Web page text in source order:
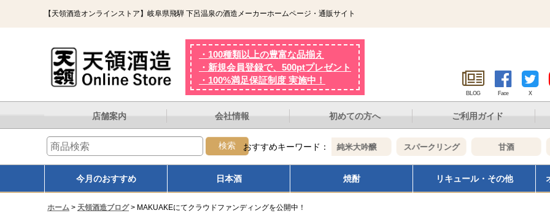
【天領酒造オンラインストア】岐阜県飛騨 下呂温泉の酒造メーカーホームページ・通販サイト
・100種類以上の豊富な品揃え
・新規会員登録で、500ptプレゼント
・100%満足保証制度 実施中！
BLOG Face X
店舗案内 会社情報 初めての方へ ご利用ガイド
検索 おすすめキーワード：
オンザロック 大吟醸 純米大吟醸 スパークリング 甘酒
今月のおすすめ 日本酒 焼酎 リキュール・その他
ホーム > 天領酒造ブログ > MAKUAKEにてクラウドファンディングを公開中！